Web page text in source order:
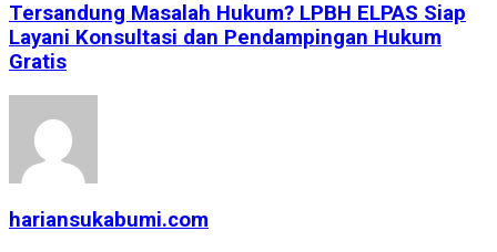
Tersandung Masalah Hukum? LPBH ELPAS Siap
Layani Konsultasi dan Pendampingan Hukum
Gratis
hariansukabumi.com